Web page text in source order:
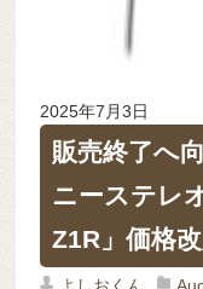
2025年7月3日
販売終了へ
ニーステレ
Z1R」価格
よしおくん